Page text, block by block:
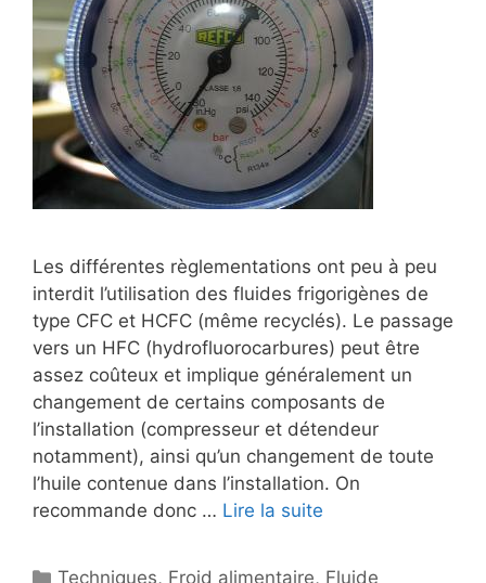
Les différentes règlementations ont peu à peu
interdit l’utilisation des fluides frigorigènes de
type CFC et HCFC (même recyclés). Le passage
vers un HFC (hydrofluorocarbures) peut être
assez coûteux et implique généralement un
changement de certains composants de
l’installation (compresseur et détendeur
notamment), ainsi qu’un changement de toute
l’huile contenue dans l’installation. On
recommande donc … Lire la suite
Catégories
Techniques, Froid alimentaire, Fluide